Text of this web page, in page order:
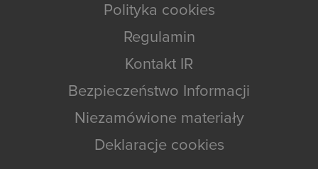
Polityka cookies
Regulamin
Kontakt IR
Bezpieczeństwo Informacji
Niezamówione materiały
Deklaracje cookies